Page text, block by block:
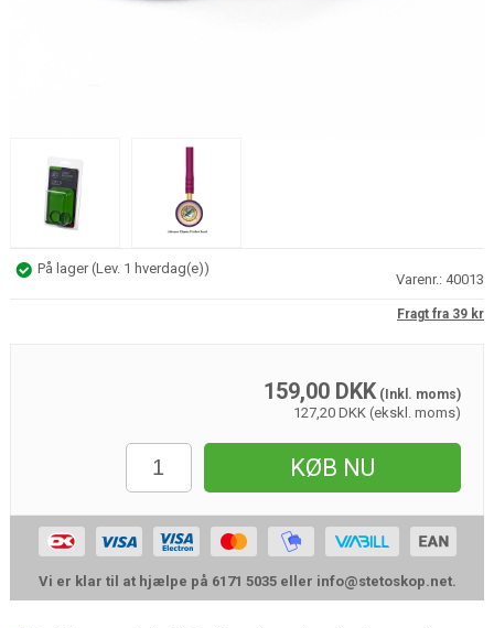
På lager(Lev. 1 hverdag(e))
Varenr.: 40013
Fragt fra 39 kr
159,00 DKK(Inkl. moms)
127,20 DKK (ekskl. moms)
KØB NU
Vi er klar til at hjælpe på 6171 5035 eller info@stetoskop.net.